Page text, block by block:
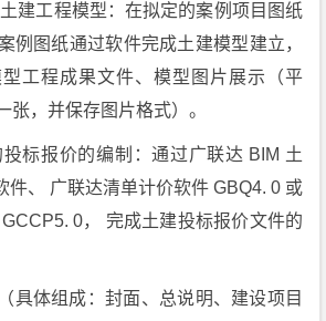
建工程模型：在拟定的案例项目图纸
例图纸通过软件完成土建模型建立，
工程成果文件、模型图片展示（平
张，并保存图片格式）。
标报价的编制：通过广联达 BIM 土
件、 广联达清单计价软件 GBQ4. 0 或
0， 完成土建投标报价文件的
具体组成：封面、总说明、建设项目